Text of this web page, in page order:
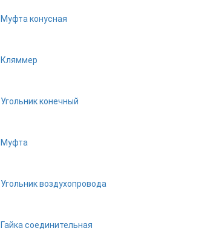
Муфта конусная
Кляммер
Угольник конечный
Муфта
Угольник воздухопровода
Гайка соединительная